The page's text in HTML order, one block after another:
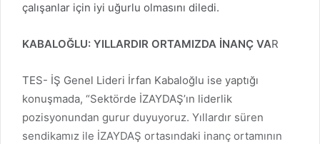
çalışanlar için iyi uğurlu olmasını diledi.
KABALOĞLU: YILLARDIR ORTAMIZDA İNANÇ VAR
TES- İŞ Genel Lideri İrfan Kabaloğlu ise yaptığı
konuşmada, “Sektörde İZAYDAŞ’ın liderlik
pozisyonundan gurur duyuyoruz. Yıllardır süren
sendikamız ile İZAYDAŞ ortasındaki inanç ortamının